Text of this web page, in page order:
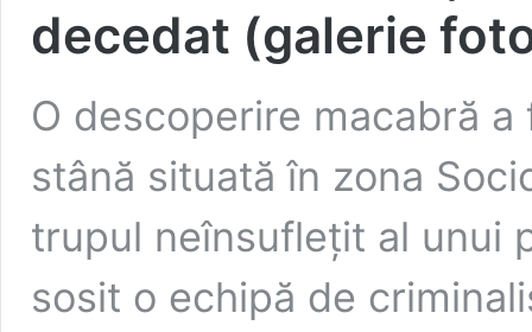
decedat (galerie
O descoperire macabră
stână situată în zona
trupul neînsuflețit al unui
sosit o echipă de